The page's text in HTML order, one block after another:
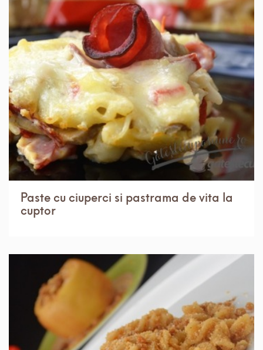
IN 1 ORA. MEDIU 4 PORTII
Paste cu ciuperci si pastrama de vita la
cuptor